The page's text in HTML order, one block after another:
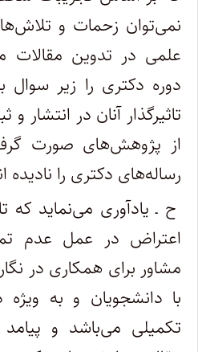
نمی‌توان زحمات و
علمی در تدوین مقالات
دوره دکتری را زیر
تاثیرگذار آنان در انتشار
از پژوهش‌های صورت
رساله‌های دکتری را
ح ـ یادآوری می‌نماید که
اعتراض در عمل عدم
مشاور برای همکاری در
با دانشجویان و به
تکمیلی می‌باشد و